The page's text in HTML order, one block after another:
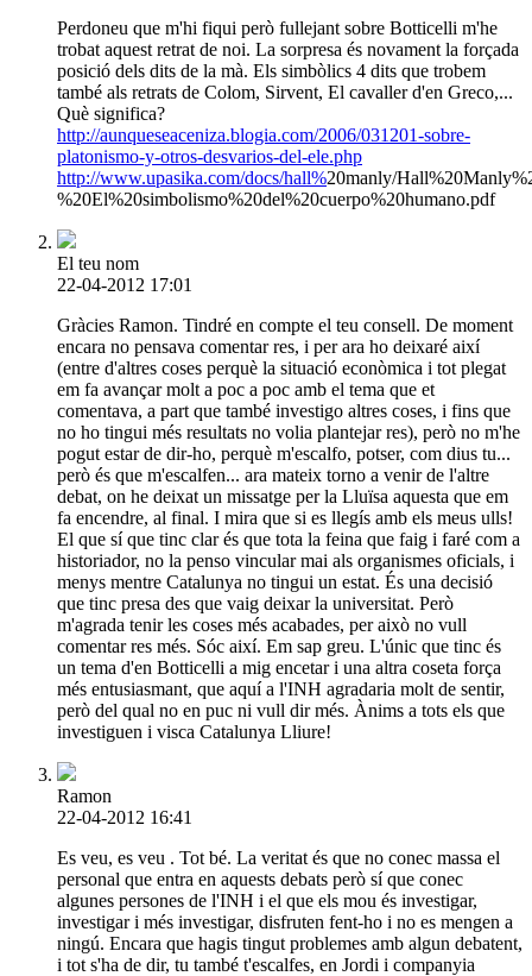
Perdoneu que m'hi fiqui però fullejant sobre Botticelli m'he
trobat aquest retrat de noi. La sorpresa és novament la forçada
posició dels dits de la mà. Els simbòlics 4 dits que trobem
també als retrats de Colom, Sirvent, El cavaller d'en Greco,...
Què significa?
http://aunqueseaceniza.blogia.com/2006/031201-sobre-
platonismo-y-otros-desvarios-del-ele.php
http://www.upasika.com/docs/hall%20manly/
%20El%20simbolismo%20del%20cuerpo%20humano.pdf
El teu nom
22-04-2012 17:01
Gràcies Ramon. Tindré en compte el teu consell. De moment
encara no pensava comentar res, i per ara ho deixaré així
(entre d'altres coses perquè la situació econòmica i tot plegat
em fa avançar molt a poc a poc amb el tema que et
comentava, a part que també investigo altres coses, i fins que
no ho tingui més resultats no volia plantejar res), però no m'he
pogut estar de dir-ho, perquè m'escalfo, potser, com dius tu...
però és que m'escalfen... ara mateix torno a venir de l'altre
debat, on he deixat un missatge per la Lluïsa aquesta que em
fa encendre, al final. I mira que si es llegís amb els meus ulls!
El que sí que tinc clar és que tota la feina que faig i faré com a
historiador, no la penso vincular mai als organismes oficials, i
menys mentre Catalunya no tingui un estat. És una decisió
que tinc presa des que vaig deixar la universitat. Però
m'agrada tenir les coses més acabades, per això no vull
comentar res més. Sóc així. Em sap greu. L'únic que tinc és
un tema d'en Botticelli a mig encetar i una altra coseta força
més entusiasmant, que aquí a l'INH agradaria molt de sentir,
però del qual no en puc ni vull dir més. Ànims a tots els que
investiguen i visca Catalunya Lliure!
Ramon
22-04-2012 16:41
Es veu, es veu . Tot bé. La veritat és que no conec massa el
personal que entra en aquests debats però sí que conec
algunes persones de l'INH i el que els mou és investigar,
investigar i més investigar, disfruten fent-ho i no es mengen a
ningú. Encara que hagis tingut problemes amb algun debatent,
i tot s'ha de dir, tu també t'escalfes, en Jordi i companyia